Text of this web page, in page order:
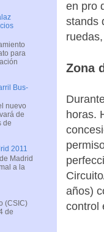
en pro
stands
Zona
horas.
años)
control
para
Bus-
nuevo
de
de
2011
Madrid
a la
(CSIC)
de